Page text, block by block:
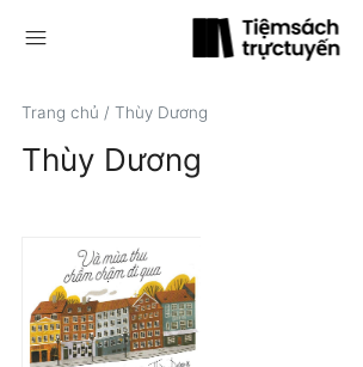
menu
Trang chủ / Thùy Dương
Thùy Dương